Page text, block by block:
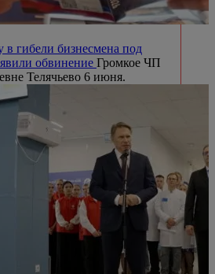
в гибели бизнесмена под
обвинение Громкое ЧП
Телячьево 6 июня.